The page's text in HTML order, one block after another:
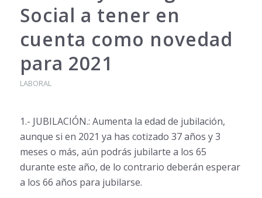
Social a tener en
cuenta como novedad
para 2021
LABORAL
1.- JUBILACIÓN.: Aumenta la edad de jubilación,
aunque si en 2021 ya has cotizado 37 años y 3
meses o más, aún podrás jubilarte a los 65
durante este año, de lo contrario deberán esperar
a los 66 años para jubilarse.